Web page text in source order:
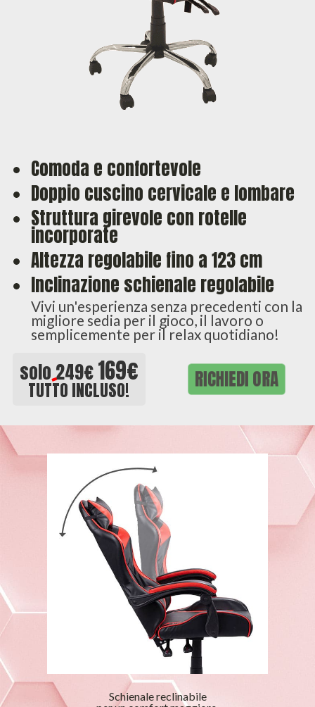
Comoda e confortevole
Doppio cuscino cervicale e lombare
Struttura girevole con rotelle
incorporate
Altezza regolabile fino a 123 cm
Inclinazione schienale regolabile
Vivi un'esperienza senza precedenti con la
migliore sedia per il gioco, il lavoro o
semplicemente per il relax quotidiano!
solo249€169€
TUTTO INCLUSO! RICHIEDI ORA
Schienale reclinabile